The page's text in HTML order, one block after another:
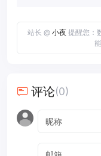
站长 @ 小夜 提醒您：
评论(0)